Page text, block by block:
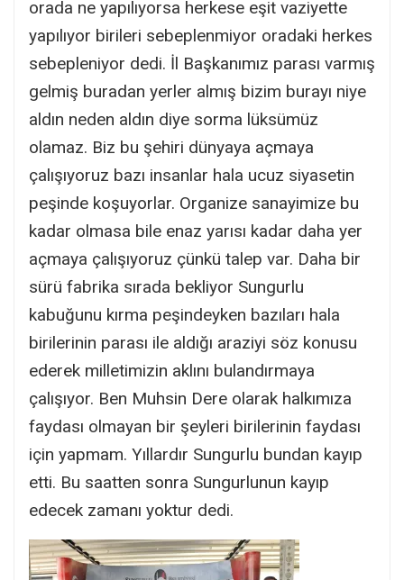
orada ne yapılıyorsa herkese eşit vaziyette
yapılıyor birileri sebeplenmiyor oradaki herkes
sebepleniyor dedi. İl Başkanımız parası varmış
gelmiş buradan yerler almış bizim burayı niye
aldın neden aldın diye sorma lüksümüz
olamaz. Biz bu şehiri dünyaya açmaya
çalışıyoruz bazı insanlar hala ucuz siyasetin
peşinde koşuyorlar. Organize sanayimize bu
kadar olmasa bile enaz yarısı kadar daha yer
açmaya çalışıyoruz çünkü talep var. Daha bir
sürü fabrika sırada bekliyor Sungurlu
kabuğunu kırma peşindeyken bazıları hala
birilerinin parası ile aldığı araziyi söz konusu
ederek milletimizin aklını bulandırmaya
çalışıyor. Ben Muhsin Dere olarak halkımıza
faydası olmayan bir şeyleri birilerinin faydası
için yapmam. Yıllardır Sungurlu bundan kayıp
etti. Bu saatten sonra Sungurlunun kayıp
edecek zamanı yoktur dedi.